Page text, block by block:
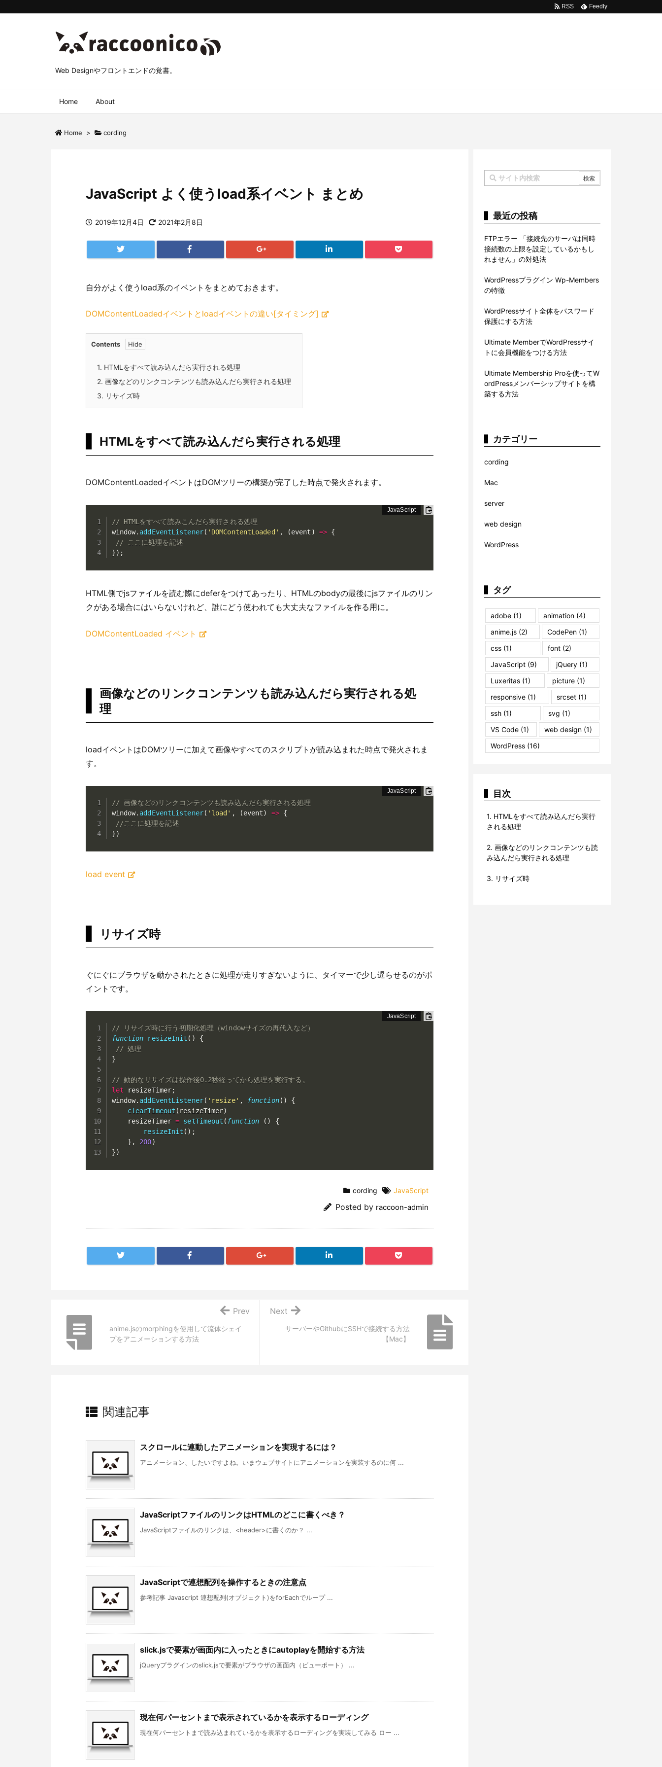
Web Designやフロントエンドの覚書。
Home About
RSS Feedly
Home > cording
JavaScript よく使うload系イベント まとめ
2019年12月4日 2021年2月8日
自分がよく使うload系のイベントをまとめておきます。
DOMContentLoadedイベントとloadイベントの違い[タイミング]
Contents
1. HTMLをすべて読み込んだら実行される処理
2. 画像などのリンクコンテンツも読み込んだら実行される処理
3. リサイズ時
HTMLをすべて読み込んだら実行される処理
DOMContentLoadedイベントはDOMツリーの構築が完了した時点で発火されます。
// HTMLをすべて読みこんだら実行される処理
window. addEventListener( 'DOMContentLoaded' , (event ) => {
// ここに処理を記述
}) ;
HTML側でjsファイルを読む際にdeferをつけてあったり、HTMLのbodyの最後にjsファイルのリン
クがある場合にはいらないけれど、誰にどう使われても大丈夫なファイルを作る用に。
DOMContentLoaded イベント
画像などのリンクコンテンツも読み込んだら実行される処
理
loadイベントはDOMツリーに加えて画像やすべてのスクリプトが読み込まれた時点で発火されま
す。
// 画像などのリンクコンテンツも読み込んだら実行される処理
window. addEventListener( 'load' , (event) => {
//ここに処理を記述
})
load event
リサイズ時
ぐにぐにブラウザを動かされたときに処理が走りすぎないように、タイマーで少し遅らせるのがポ
イントです。
// リサイズ時に行う初期化処理（windowサイズの再代入など）
function
resizeInit ( )
{
// 処理
}
// 動的なリサイズは操作後0.2秒経ってから処理を実行する。
let resizeTimer;
window. addEventListener( 'resize' , function( )
{
clearTimeout ( resizeTimer)
    resizeTimer
= setTimeout ( function ( )
{
resizeInit ( ) ;
} , 200)
})
cording JavaScript
Posted by raccoon-admin
サーバーやGithubにSSHで接続する方法
【Mac】
Next
anime.jsのmorphingを使用して流体シェイ
プをアニメーションする方法
Prev
関連記事
スクロールに連動したアニメーションを実現するには？
アニメーション、したいですよね。いまウェブサイトにアニメーションを実装するのに何 ...
JavaScriptファイルのリンクはHTMLのどこに書くべき？
JavaScriptファイルのリンクは、<header>に書くのか？ ...
JavaScriptで連想配列を操作するときの注意点
参考記事 Javascript 連想配列(オブジェクト)をforEachでループ ...
slick.jsで要素が画面内に入ったときにautoplayを開始する方法
jQueryプラグインのslick.jsで要素がブラウザの画面内（ビューポート） ...
現在何パーセントまで表示されているかを表示するローディング
現在何パーセントまで読み込まれているかを表示するローディングを実装してみる ロー ...
最近の投稿
FTPエラー 「接続先のサーバは同時
接続数の上限を設定しているかもし
れません」の対処法
WordPressプラグイン Wp-Members
の特徴
WordPressサイト全体をパスワード
保護にする方法
Ultimate MemberでWordPressサイ
トに会員機能をつける方法
Ultimate Membership Proを使ってW
ordPressメンバーシップサイトを構
築する方法
カテゴリー
cording
Mac
server
web design
WordPress
タグ
adobe (1) animation(4)
anime.js (2) CodePen (1)
css (1) font(2)
JavaScript (9) jQuery (1)
Luxeritas (1) picture (1)
responsive (1) srcset(1)
ssh (1) svg (1)
VS Code (1) web design(1)
WordPress (16)
目次
1. HTMLをすべて読み込んだら実行
される処理
2. 画像などのリンクコンテンツも読
み込んだら実行される処理
3. リサイズ時